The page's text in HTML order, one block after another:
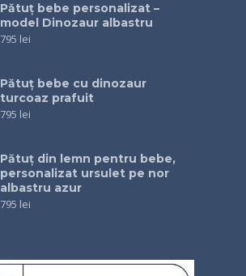
Pătuț bebe personalizat –
model Dinozaur albastru
795 lei
Pătuţ bebe cu dinozaur
turcoaz prafuit
795 lei
Pătuţ din lemn pentru bebe,
personalizat ursulet pe nor
albastru azur
795 lei